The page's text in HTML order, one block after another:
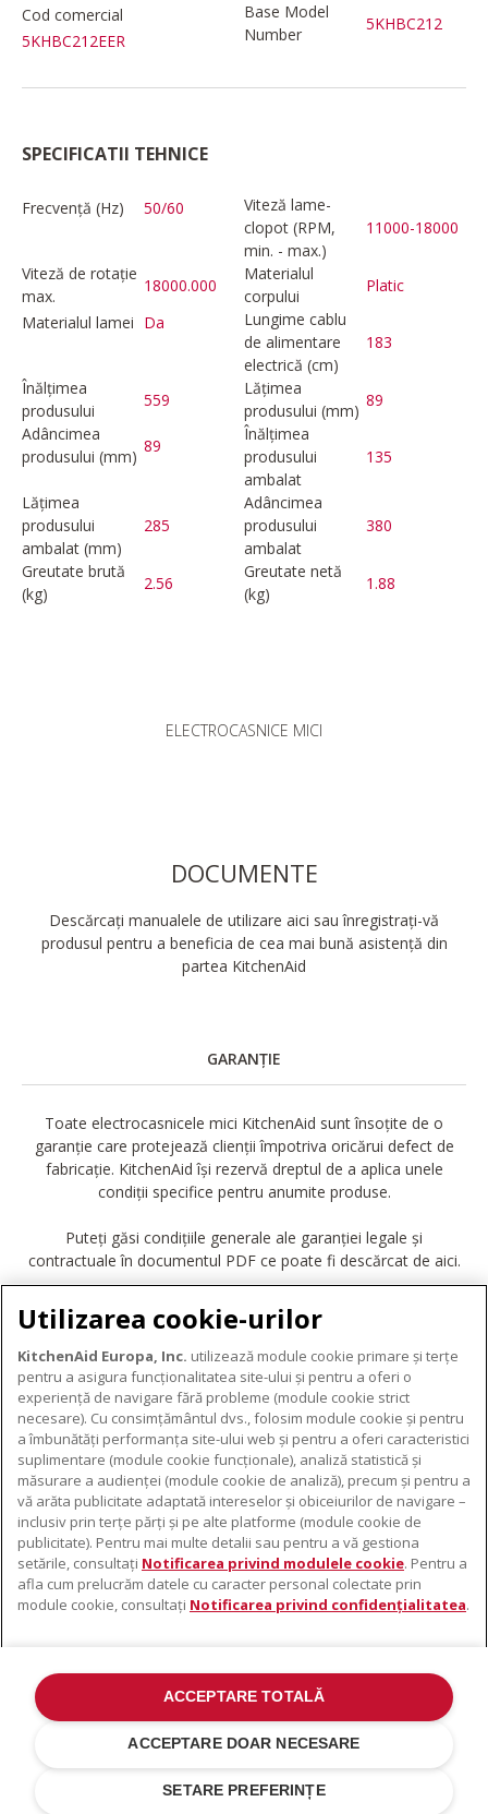
Cod comercial
5KHBC212EER
Base Model
Number
5KHBC212
SPECIFICATII TEHNICE
Frecvență (Hz) 50/60
Viteză lame-
clopot (RPM,
min. - max.)
11000-18000
Viteză de rotație
max.
18000.000
Materialul
corpului
Platic
Materialul lamei Da
Lungime cablu
de alimentare
electrică (cm)
183
Înălțimea
produsului
559
Lățimea
produsului (mm)
89
Adâncimea
produsului (mm)
89
Înălțimea
produsului
ambalat
135
Lățimea
produsului
ambalat (mm)
285
Adâncimea
produsului
ambalat
380
Greutate brută
(kg)
2.56
Greutate netă
(kg)
1.88
ELECTROCASNICE MICI
DOCUMENTE
Descărcați manualele de utilizare aici sau înregistrați-vă
produsul pentru a beneficia de cea mai bună asistență din
partea KitchenAid
GARANȚIE
Toate electrocasnicele mici KitchenAid sunt însoțite de o
garanție care protejează clienții împotriva oricărui defect de
fabricație. KitchenAid își rezervă dreptul de a aplica unele
condiții specifice pentru anumite produse.
Puteți găsi condițiile generale ale garanției legale și
contractuale în documentul PDF ce poate fi descărcat de aici.
DESCĂRCARE GARANȚIE
DESPRE KITCHENAID
Despre KitchenAid
Istoria mărcii
ODR
PRODUSELE NOASTRE
Electrocasnice mici
Accesorii pentru produse
SUPORT
De unde cumpărați
Localizator centre de service
Contacte
©2022 Toate drepturile rezervate. KitchenAid și designul mixerului cu
suport sunt mărci înregistrate în SUA. și în altă parte .
Notificare Privind Confidențialitatea.Modulele cookie.Alte țări
Utilizarea cookie-urilor
KitchenAid Europa, Inc. utilizează module cookie primare și terțe
pentru a asigura funcționalitatea site-ului și pentru a oferi o
experiență de navigare fără probleme (module cookie strict
necesare). Cu consimțământul dvs., folosim module cookie și pentru
a îmbunătăți performanța site-ului web și pentru a oferi caracteristici
suplimentare (module cookie funcționale), analiză statistică și
măsurare a audienței (module cookie de analiză), precum și pentru a
vă arăta publicitate adaptată intereselor și obiceiurilor de navigare –
inclusiv prin terțe părți și pe alte platforme (module cookie de
publicitate). Pentru mai multe detalii sau pentru a vă gestiona
setările, consultați Notificarea privind modulele cookie. Pentru a
afla cum prelucrăm datele cu caracter personal colectate prin
module cookie, consultați Notificarea privind confidențialitatea.
SETARE PREFERINȚE
ACCEPTARE DOAR NECESARE
ACCEPTARE TOTALĂ